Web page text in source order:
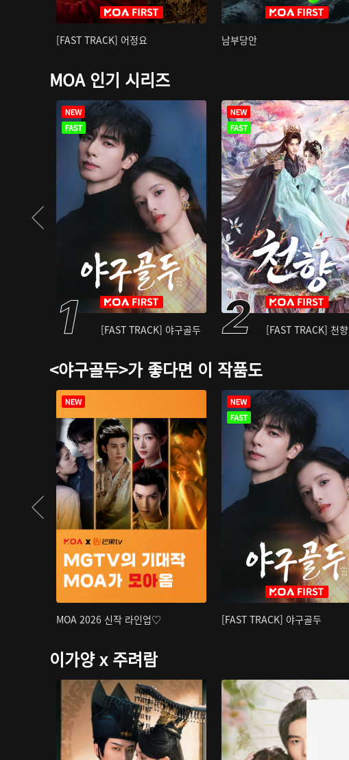
[FAST TRACK] 어정요 남부당안
MOA 인기 시리즈
[FAST TRACK] 야구골두 [FAST TRACK] 천향
<야구골두>가 좋다면 이 작품도
MOA 2026 신작 라인업♡ [FAST TRACK] 야구골두
이가양 x 주려람